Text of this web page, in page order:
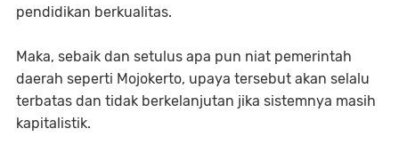
pendidikan berkualitas.
Maka, sebaik dan setulus apa pun niat pemerintah
daerah seperti Mojokerto, upaya tersebut akan selalu
terbatas dan tidak berkelanjutan jika sistemnya masih
kapitalistik.